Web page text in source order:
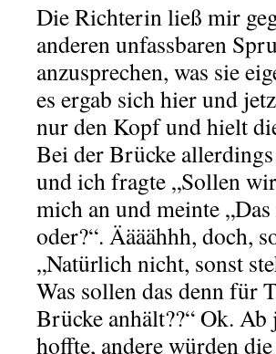
Die Richterin ließ mir
anderen unfassbaren
anzusprechen, was sie
es ergab sich hier und
nur den Kopf und hielt
Bei der Brücke
und ich fragte „Sollen
mich an und meinte
oder?“. Äääähhh, doch,
„Natürlich nicht, sonst
Was sollen das denn für
Brücke anhält??“ Ok.
hoffte, andere würden